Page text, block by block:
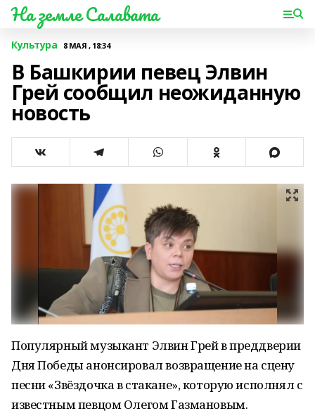
На земле Салавата
Культура 8 МАЯ , 18:34
В Башкирии певец Элвин
Грей сообщил неожиданную
новость
Популярный музыкант Элвин Грей в преддверии
Дня Победы анонсировал возвращение на сцену
песни «Звёздочка в стакане», которую исполнял с
известным певцом Олегом Газмановым.